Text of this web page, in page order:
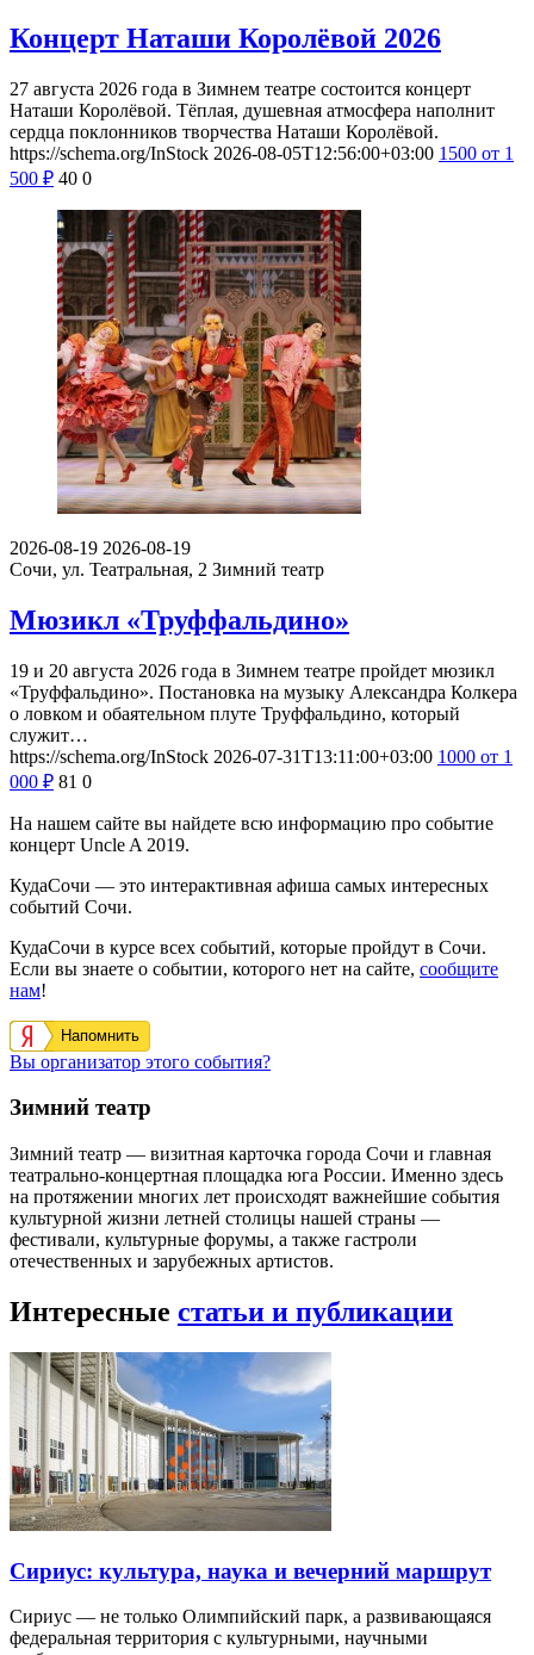
Концерт Наташи Королёвой 2026
27 августа 2026 года в Зимнем театре состоится концерт
Наташи Королёвой. Тёплая, душевная атмосфера наполнит
сердца поклонников творчества Наташи Королёвой.
https://schema.org/InStock 2026-08-05T12:56:00+03:00 1500 от 1
500 ₽ 40 0
2026-08-19 2026-08-19
Сочи, ул. Театральная, 2 Зимний театр
Мюзикл «Труффальдино»
19 и 20 августа 2026 года в Зимнем театре пройдет мюзикл
«Труффальдино». Постановка на музыку Александра Колкера
о ловком и обаятельном плуте Труффальдино, который
служит…
https://schema.org/InStock 2026-07-31T13:11:00+03:00 1000 от 1
000 ₽ 81 0
На нашем сайте вы найдете всю информацию про событие
концерт Uncle A 2019.
КудаСочи — это интерактивная афиша самых интересных
событий Сочи.
КудаСочи в курсе всех событий, которые пройдут в Сочи.
Если вы знаете о событии, которого нет на сайте, сообщите
нам!
Напомнить
Вы организатор этого события?
Зимний театр
Зимний театр — визитная карточка города Сочи и главная
театрально-концертная площадка юга России. Именно здесь
на протяжении многих лет происходят важнейшие события
культурной жизни летней столицы нашей страны —
фестивали, культурные форумы, а также гастроли
отечественных и зарубежных артистов.
Интересные статьи и публикации
Сириус: культура, наука и вечерний маршрут
Сириус — не только Олимпийский парк, а развивающаяся
федеральная территория с культурными, научными